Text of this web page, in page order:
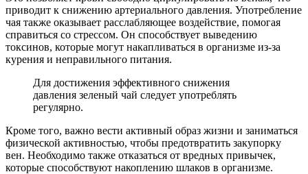
приводит к снижению артериального давления. Употребление
чая также оказывает расслабляющее воздействие, помогая
справиться со стрессом. Он способствует выведению
токсинов, которые могут накапливаться в организме из-за
курения и неправильного питания.
Для достижения эффективного снижения
давления зеленый чай следует употреблять
регулярно.
Кроме того, важно вести активный образ жизни и заниматься
физической активностью, чтобы предотвратить закупорку
вен. Необходимо также отказаться от вредных привычек,
которые способствуют накоплению шлаков в организме.